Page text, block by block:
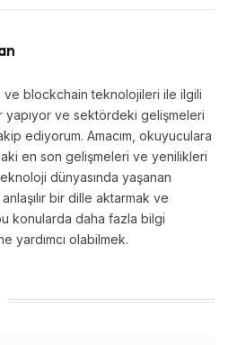
ve blockchain teknolojileri ile ilgili
yapıyor ve sektördeki gelişmeleri
ediyorum. Amacım, okuyuculara
en son gelişmeleri ve yenilikleri
dünyasında yaşanan
bir dille aktarmak ve
konularda daha fazla bilgi
yardımcı olabilmek.